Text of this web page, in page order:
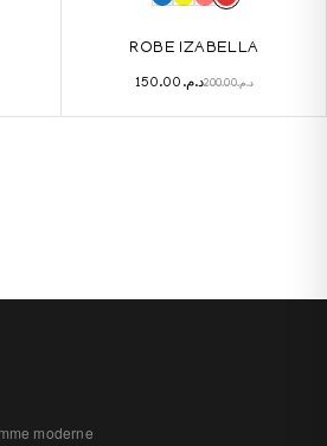
ROBE IZABELLA
د.م.200.00د.م. 150.00
moderne